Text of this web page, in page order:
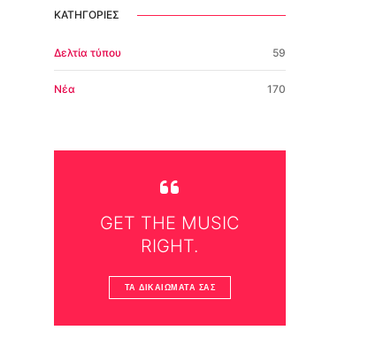
ΚΑΤΗΓΟΡΊΕΣ
Δελτία τύπου 59
Νέα 170
GET THE MUSIC
RIGHT.
ΤΑ ΔΙΚΑΙΏΜΑΤΆ ΣΑΣ